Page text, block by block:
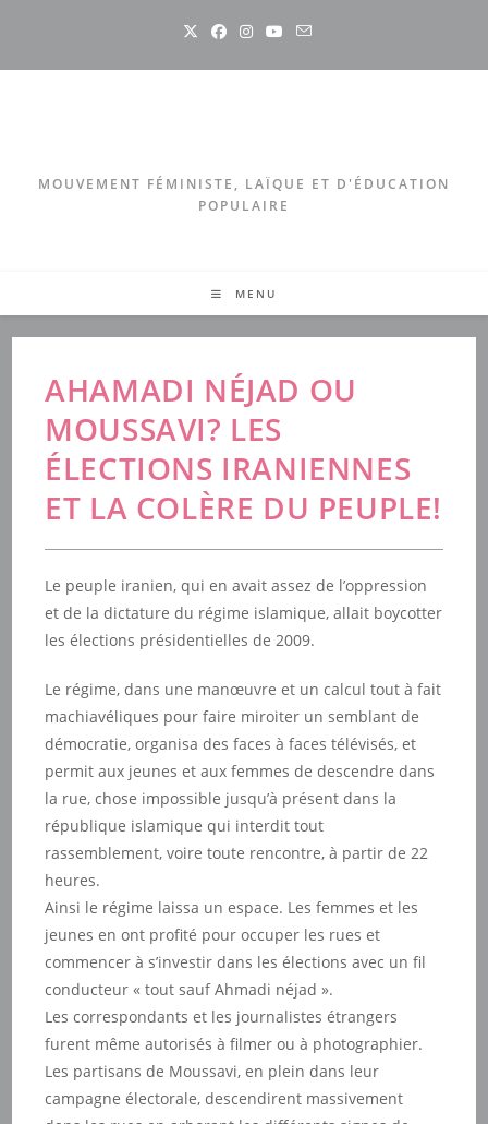
content
MOUVEMENT FÉMINISTE, LAÏQUE ET D'ÉDUCATION
POPULAIRE
MENU
AHAMADI NÉJAD OU
MOUSSAVI? LES
ÉLECTIONS IRANIENNES
ET LA COLÈRE DU PEUPLE!
Le peuple iranien, qui en avait assez de l’oppression
et de la dictature du régime islamique, allait boycotter
les élections présidentielles de 2009.
Le régime, dans une manœuvre et un calcul tout à fait
machiavéliques pour faire miroiter un semblant de
démocratie, organisa des faces à faces télévisés, et
permit aux jeunes et aux femmes de descendre dans
la rue, chose impossible jusqu’à présent dans la
république islamique qui interdit tout
rassemblement, voire toute rencontre, à partir de 22
heures.
Ainsi le régime laissa un espace. Les femmes et les
jeunes en ont profité pour occuper les rues et
commencer à s’investir dans les élections avec un fil
conducteur « tout sauf Ahmadi néjad ».
Les correspondants et les journalistes étrangers
furent même autorisés à filmer ou à photographier.
Les partisans de Moussavi, en plein dans leur
campagne électorale, descendirent massivement